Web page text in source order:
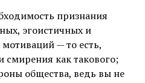
признания
эгоистичных и
— то есть,
смирения как такового;
общества, ведь вы не